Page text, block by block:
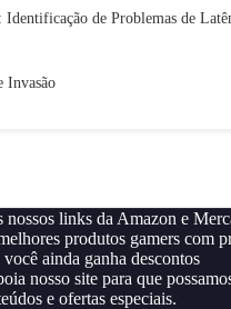
de Problemas de
Invasão
nossos links da Amazon e
produtos gamers com
ainda ganha descontos
nosso site para que
e ofertas especiais.